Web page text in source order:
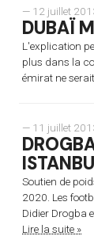
— 12 juillet
DUBAÏ
L'explication
plus dans la
émirat ne
— 11 juillet
Soutien de
2020. Les
Didier Drogba
Lire la suite »